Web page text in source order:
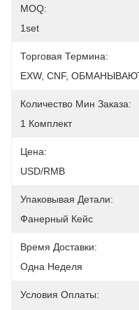
MOQ:
1set
Торговая Термина:
EXW, CNF,
Количество Мин Заказа:
1 Комплект
Цена:
USD/RMB
Упаковывая Детали:
Фанерный Кейс
Время Доставки:
Одна Неделя
Условия Оплаты: